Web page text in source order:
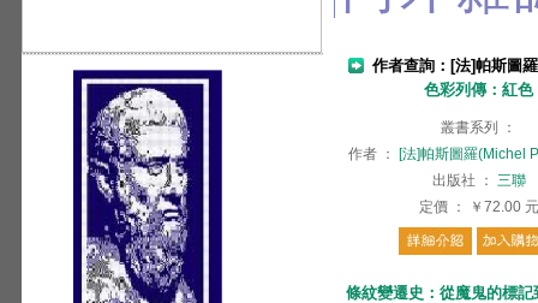
作者查詢：[法]帕斯圖
色彩列傳：紅色
叢書系列
：
作者 ：
[法]帕斯圖羅(Michel
出版社
： 三聯
定價 ： ￥72.00 元
條紋變遷史：從魔鬼的標